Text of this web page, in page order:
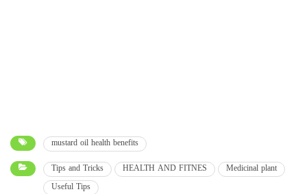
mustard oil health benefits
Tips and Tricks HEALTH AND FITNES
Medicinal plant
Useful Tips